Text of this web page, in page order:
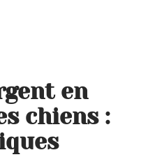
en
chiens :